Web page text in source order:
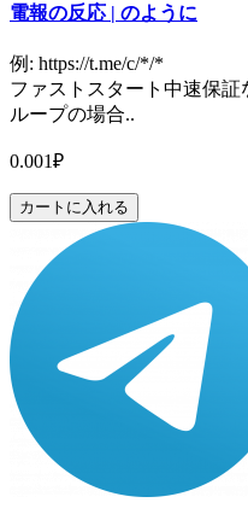
電報の反応 | のように
例: https://t.me/c/*/*
ファストスタート中速保
ループの場合..
0.001₽
カートに入れる